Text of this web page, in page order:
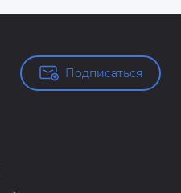
Подписаться
Подписаться